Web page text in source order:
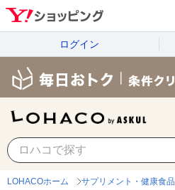
ログイン
LOHACOホーム サプリメント・健康食品